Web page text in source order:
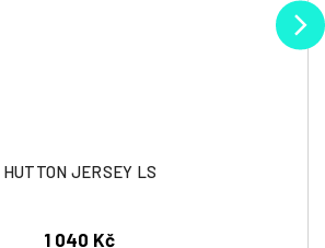
HUTTON JERSEY LS
1 040 Kč